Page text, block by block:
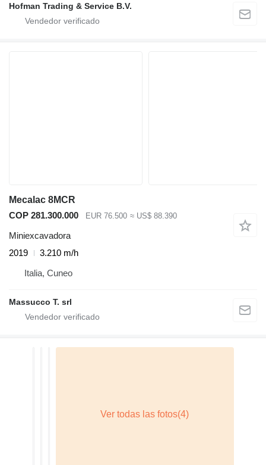
Hofman Trading & Service B.V.
Mecalac 8MCR
COP 281.300.000
EUR 76.500 ≈ US$ 88.390
Miniexcavadora
2019
3.210 m/h
Italia, Cuneo
Massucco T. srl